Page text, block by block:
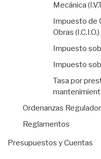
Mecánica
Impuesto de
Obras (I.C.I.O.)
Impuesto
Impuesto
Tasa por
Ordenanzas
Reglamentos
Presupuestos y Cuentas